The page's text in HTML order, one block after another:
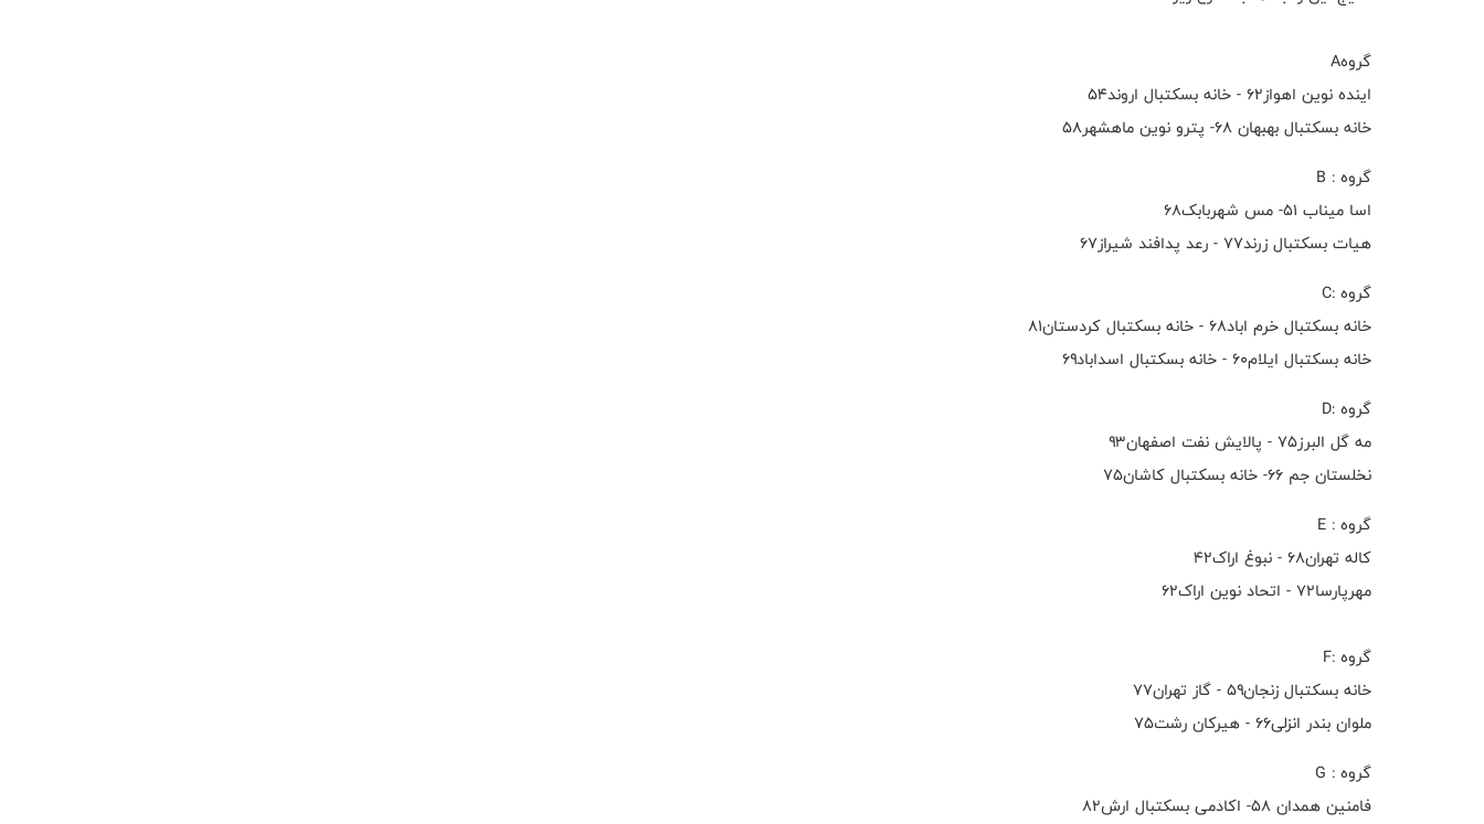
گروهA
اینده نوین اهواز۶۲ - خانه بسکتبال اروند۵۴
خانه بسکتبال بهبهان ۶۸- پترو نوین ماهشهر۵۸
گروه : B
اسا میناب ۵۱- مس شهربابک۶۸
هیات بسکتبال زرند۷۷ - رعد پدافند شیراز۶۷
گروه :C
خانه بسکتبال خرم اباد۶۸ - خانه بسکتبال کردستان۸۱
خانه بسکتبال ایلام۶۰ - خانه بسکتبال اسداباد۶۹
گروه :D
مه گل البرز۷۵ - پالایش نفت اصفهان۹۳
نخلستان جم ۶۶- خانه بسکتبال کاشان۷۵
گروه : E
کاله تهران۶۸ - نبوغ اراک۴۲
مهرپارسا۷۲ - اتحاد نوین اراک۶۲
گروه :F
خانه بسکتبال زنجان۵۹ - گاز تهران۷۷
ملوان بندر انزلی۶۶ - هیرکان رشت۷۵
گروه : G
فامنین همدان ۵۸- اکادمی بسکتبال ارش۸۲